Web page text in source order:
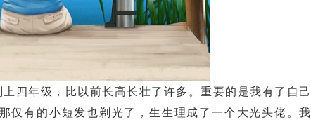
年级，比以前长高长壮了许多。重要的是我有了自己
仅有的小短发也剃光了，生生理成了一个大光头佬。我